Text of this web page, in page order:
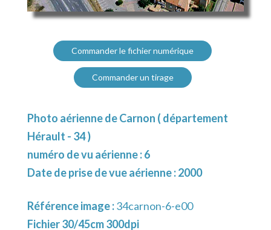
Commander le fichier numérique
Commander un tirage
Photo aérienne de Carnon ( département
Hérault - 34 )
numéro de vu aérienne : 6
Date de prise de vue aérienne : 2000
Référence image :34carnon-6-e00
Fichier 30/45cm 300dpi